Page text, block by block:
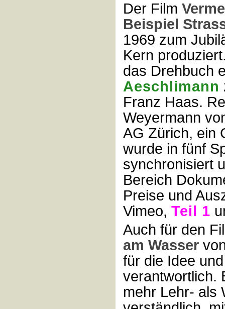
Der Film
Beispiel
1969 zum
Kern
das Drehbuch
Aeschlimann
Franz Haas.
Weyermann
AG Zürich, ein
wurde in fünf
synchronisiert
Bereich
Preise und
Vimeo, Teil 1
Auch für den
am Wasser
für die Idee
verantwortlich.
mehr Lehr- als